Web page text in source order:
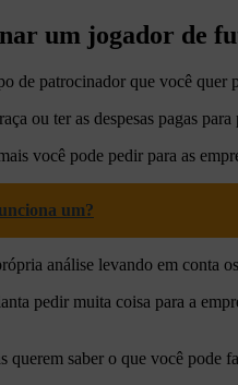
um jogador de
de patrocinador que você quer
ou ter as despesas pagas
você pode pedir para as
um?
análise levando em conta
pedir muita coisa para a
saber o que você pode